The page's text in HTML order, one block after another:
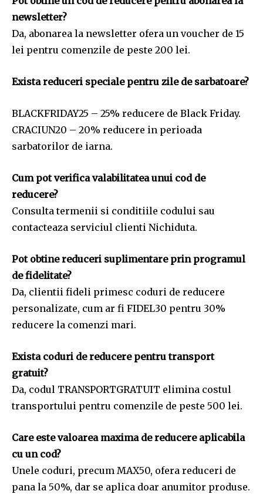
newsletter?
Da, abonarea la newsletter ofera un voucher de 15
lei pentru comenzile de peste 200 lei.
Exista reduceri speciale pentru zile de sarbatoare?
BLACKFRIDAY25 – 25% reducere de Black Friday.
CRACIUN20 – 20% reducere in perioada
sarbatorilor de iarna.
Cum pot verifica valabilitatea unui cod de
reducere?
Consulta termenii si conditiile codului sau
contacteaza serviciul clienti Nichiduta.
Pot obtine reduceri suplimentare prin programul
de fidelitate?
Da, clientii fideli primesc coduri de reducere
personalizate, cum ar fi FIDEL30 pentru 30%
reducere la comenzi mari.
Exista coduri de reducere pentru transport
gratuit?
Da, codul TRANSPORTGRATUIT elimina costul
transportului pentru comenzile de peste 500 lei.
Care este valoarea maxima de reducere aplicabila
cu un cod?
Unele coduri, precum MAX50, ofera reduceri de
pana la 50%, dar se aplica doar anumitor produse.